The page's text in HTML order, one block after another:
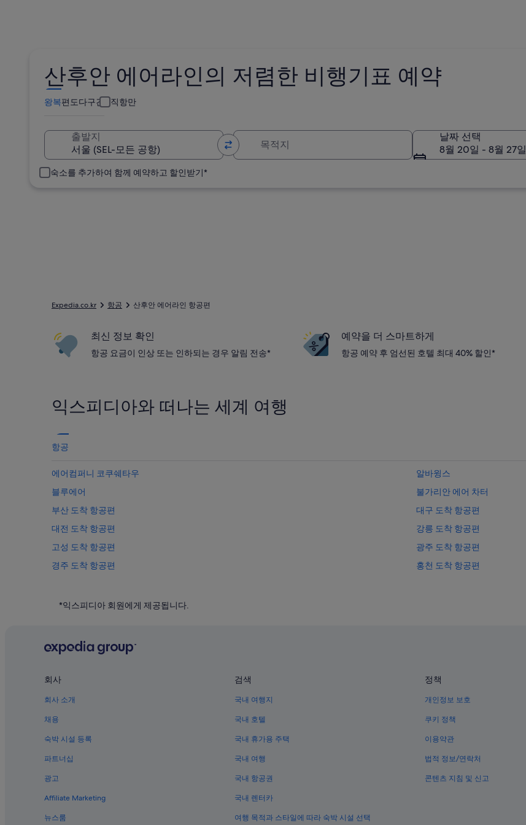
산후안 에어라인의 저렴한 비행기표 예약
왕복편도다구간 직항만
출발지
날짜 선택
8월 20일 - 8월 27일
숙소를 추가하여 함께 예약하고 할인받기*
Expedia.co.kr 항공 산후안 에어라인 항공편
최신 정보 확인
항공 요금이 인상 또는 인하되는 경우 알림 전송*
예약을 더 스마트하게
항공 예약 후 엄선된 호텔 최대 40% 할인*
익스피디아와 떠나는 세계 여행
항공
에어컴퍼니 코쿠쉐타우
알바윙스
블루에어
불가리안 에어 차터
부산 도착 항공편
대구 도착 항공편
대전 도착 항공편
강릉 도착 항공편
고성 도착 항공편
광주 도착 항공편
경주 도착 항공편
홍천 도착 항공편
전주 도착 항공편
서울 도착 항공편
수원 도착 항공편
양양 도착 항공편
여수 도착 항공편
Cobra Aviation
아르헨티나 도착 항공편
필리핀 도착 항공편
*익스피디아 회원에게 제공됩니다.
회사
회사 소개
채용
숙박 시설 등록
파트너십
광고
Affiliate Marketing
뉴스룸
검색
국내 여행지
국내 호텔
국내 휴가용 주택
국내 여행
국내 항공권
국내 렌터카
여행 목적과 스타일에 따라 숙박 시설 선택
정책
개인정보 보호
쿠키 정책
이용약관
법적 정보/연락처
콘텐츠 지침 및 신고